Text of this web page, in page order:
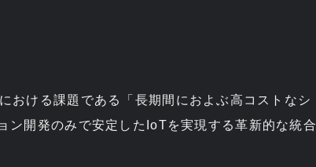
おける課題である「長期間におよぶ高コストなシ
ン開発のみで安定したIoTを実現する革新的な統合